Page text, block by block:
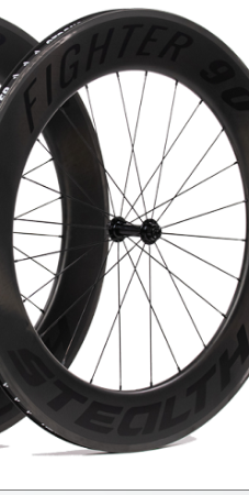
tegen een schappelijke
Zo creëer je één
90mm
Buitenmaat:26mm
UD matt /Carbon
24/24
Geen Limiet